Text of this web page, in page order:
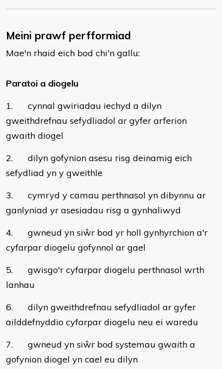
Meini prawf perfformiad
Mae'n rhaid eich bod chi'n gallu:
Paratoi a diogelu
1. cynnal gwiriadau iechyd a dilyn
gweithdrefnau sefydliadol ar gyfer arferion
gwaith diogel
2. dilyn gofynion asesu risg deinamig eich
sefydliad yn y gweithle
3. cymryd y camau perthnasol yn dibynnu ar
ganlyniad yr asesiadau risg a gynhaliwyd
4. gwneud yn siŵr bod yr holl gynhyrchion a'r
cyfarpar diogelu gofynnol ar gael
5. gwisgo'r cyfarpar diogelu perthnasol wrth
lanhau
6. dilyn gweithdrefnau sefydliadol ar gyfer
ailddefnyddio cyfarpar diogelu neu ei waredu
7. gwneud yn siŵr bod systemau gwaith a
gofynion diogel yn cael eu dilyn